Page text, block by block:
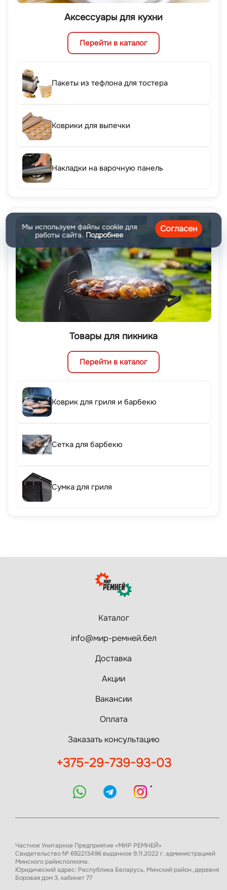
Аксессуары для кухни
Перейти в каталог
Пакеты из тефлона для тостера
Коврики для выпечки
Накладки на варочную панель
Товары для пикника
Перейти в каталог
Коврик для гриля и барбекю
Сетка для барбекю
Сумка для гриля
Каталог
info@мир-ремней.бел
Доставка
Акции
Вакансии
Оплата
Заказать консультацию
+375-29-739-93-03
*
Частное Унитарное Предприятие «МИР РЕМНЕЙ»
Свидетельство № 692213496 выданное 9.11.2022 г. администрацией
Минского райисполкома.
Юридический адрес: Республика Беларусь, Минский район, деревня
Боровая дом 3, кабинет 77
Мы используем файлы cookie для
работы сайта. Подробнее
Согласен